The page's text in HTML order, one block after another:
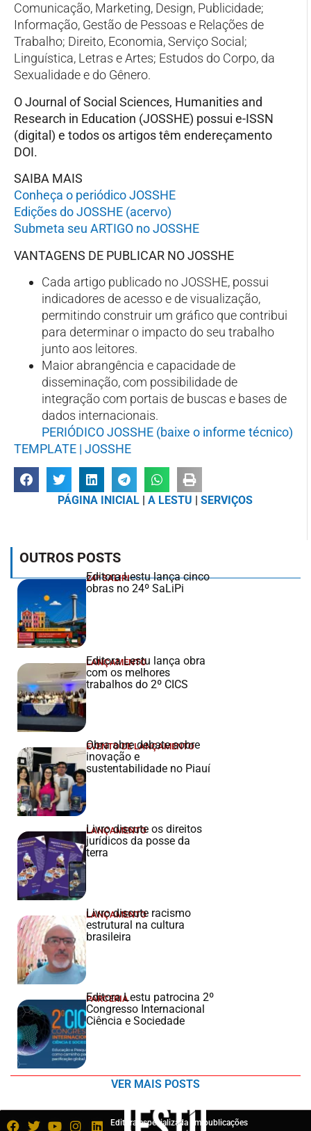
Comunicação, Marketing, Design, Publicidade;
Informação, Gestão de Pessoas e Relações de
Trabalho; Direito, Economia, Serviço Social;
Linguística, Letras e Artes; Estudos do Corpo, da
Sexualidade e do Gênero.
O Journal of Social Sciences, Humanities and
Research in Education (JOSSHE) possui e-ISSN
(digital) e todos os artigos têm endereçamento
DOI.
SAIBA MAIS
Conheça o periódico JOSSHE
Edições do JOSSHE (acervo)
Submeta seu ARTIGO no JOSSHE
VANTAGENS DE PUBLICAR NO JOSSHE
Cada artigo publicado no JOSSHE, possui
indicadores de acesso e de visualização,
permitindo construir um gráfico que contribui
para determinar o impacto do seu trabalho
junto aos leitores.
Maior abrangência e capacidade de
disseminação, com possibilidade de
integração com portais de buscas e bases de
dados internacionais.
PERIÓDICO JOSSHE (baixe o informe técnico)
TEMPLATE | JOSSHE
PÁGINA INICIAL A LESTU SERVIÇOS
OUTROS POSTS
24º SALIPI
Editora Lestu lança cinco
obras no 24º SaLiPi
LANÇAMENTO
Editora Lestu lança obra
com os melhores
trabalhos do 2º CICS
EVENTO DE LANÇAMENTO
Obra abre debate sobre
inovação e
sustentabilidade no Piauí
LANÇAMENTO
Livro discute os direitos
jurídicos da posse da
terra
LANÇAMENTO
Livro discute racismo
estrutural na cultura
brasileira
PARCERIA
Editora Lestu patrocina 2º
Congresso Internacional
Ciência e Sociedade
VER MAIS POSTS
Editora especializada em publicações